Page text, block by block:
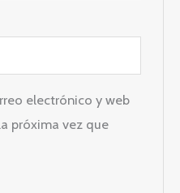
electrónico y web
próxima vez que